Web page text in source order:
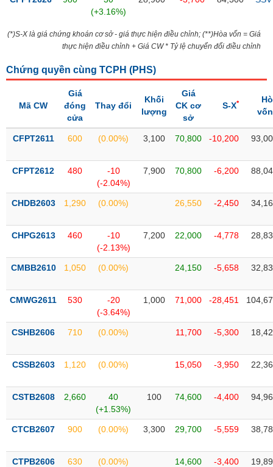
(+3.16%)
(*)S-X là giá chứng khoán cơ sở - giá thực hiện điều chỉnh; (**)Hòa vốn = Giá
thực hiện điều chỉnh + Giá CW * Tỷ lệ chuyển đổi điều chỉnh
Chứng quyền cùng TCPH (PHS)
Mã CW
Giá
đóng
cửa
Thay đổi
Khối
lượng
Giá
CK cơ
sở
S-X*
vốn
CFPT2611 600 (0.00%) 3,100 70,800 -10,200
CFPT2612 480
-10
(-2.04%)
7,900 70,800 -6,200
CHDB2603 1,290 (0.00%) 26,550 -2,450
CHPG2613 460
-10
(-2.13%)
7,200 22,000 -4,778
CMBB2610 1,050 (0.00%) 24,150 -5,658
CMWG2611 530
-20
(-3.64%)
1,000 71,000 -28,451
CSHB2606 710 (0.00%) 11,700 -5,300
CSSB2603 1,120 (0.00%) 15,050 -3,950
CSTB2608 2,660
40
(+1.53%)
100 74,600 -4,400
CTCB2607 900 (0.00%) 3,300 29,700 -5,559
CTPB2606 630 (0.00%) 14,600 -3,400
CHÍNH
NGHỆ
TIN
DỊCH
VỤ
THÔNG
TIỆN
ÍCH
BẤT
SẢN
chứng
(-)